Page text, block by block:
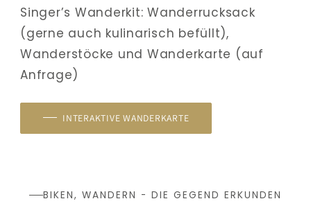
Singer’s Wanderkit: Wanderrucksack
(gerne auch kulinarisch befüllt),
Wanderstöcke und Wanderkarte (auf
Anfrage)
INTERAKTIVE WANDERKARTE
BIKEN, WANDERN - DIE GEGEND ERKUNDEN